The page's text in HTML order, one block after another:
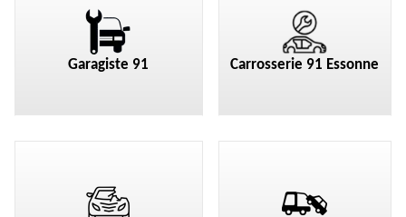
Garagiste 91 Carrosserie 91 Essonne